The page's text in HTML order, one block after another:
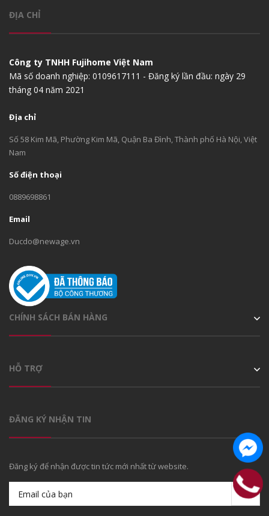
ĐỊA CHỈ
Công ty TNHH Fujihome Việt Nam
Mã số doanh nghiệp: 0109617111 - Đăng ký lần đầu: ngày 29
tháng 04 năm 2021
Địa chỉ
Số 58 Kim Mã, Phường Kim Mã, Quận Ba Đình, Thành phố Hà Nội, Việt
Nam
Số điện thoại
0889698861
Email
Ducdo@newage.vn
CHÍNH SÁCH BÁN HÀNG
HỖ TRỢ
ĐĂNG KÝ NHẬN TIN
Đăng ký để nhận được tin tức mới nhất từ website.